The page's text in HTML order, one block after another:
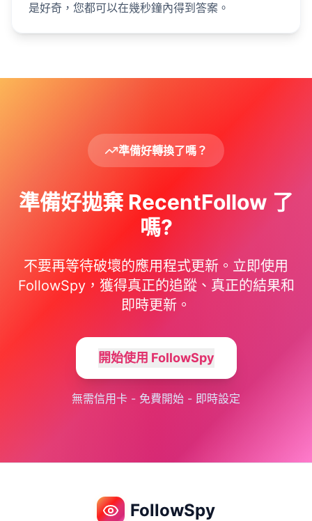
是好奇，您都可以在幾秒鐘內得到答案。
準備好轉換了嗎？
準備好拋棄 RecentFollow 了
嗎?
不要再等待破壞的應用程式更新。立即使用
FollowSpy，獲得真正的追蹤、真正的結果和
即時更新。
開始使用 FollowSpy
無需信用卡 - 免費開始 - 即時設定
FollowSpy